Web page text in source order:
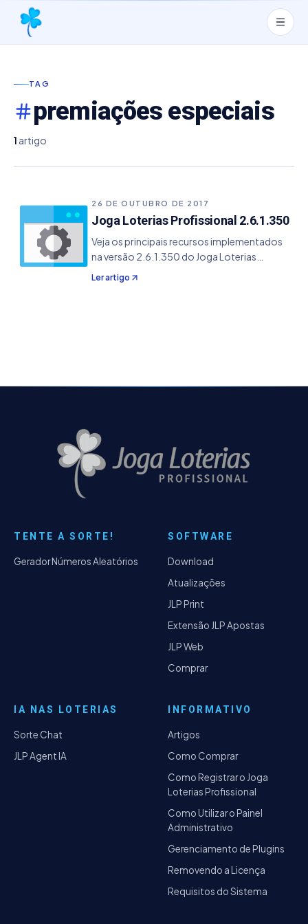
TAG
premiações especiais
1 artigo
26 DE OUTUBRO DE 2017
Joga Loterias Profissional 2.6.1.350
Veja os principais recursos implementados
na versão 2.6.1.350 do Joga Loterias
Profissional. - Adicionado o suporte para as
premiações especiais para os jogos da Mega
módulo de Simulações de Resultados -
Alguns bugs de menor importância
resolvidos.
Ler artigo
TENTE A SORTE!
Gerador Números Aleatórios
SOFTWARE
Download
Atualizações
JLP Print
Extensão JLP Apostas
JLP Web
Comprar
IA NAS LOTERIAS
Sorte Chat
JLP Agent IA
INFORMATIVO
Artigos
Como Comprar
Como Registrar o Joga
Loterias Profissional
Como Utilizar o Painel
Administrativo
Gerenciamento de Plugins
Removendo a Licença
Requisitos do Sistema